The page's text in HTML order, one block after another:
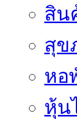
สิน
สุข
หอ
หุ้น